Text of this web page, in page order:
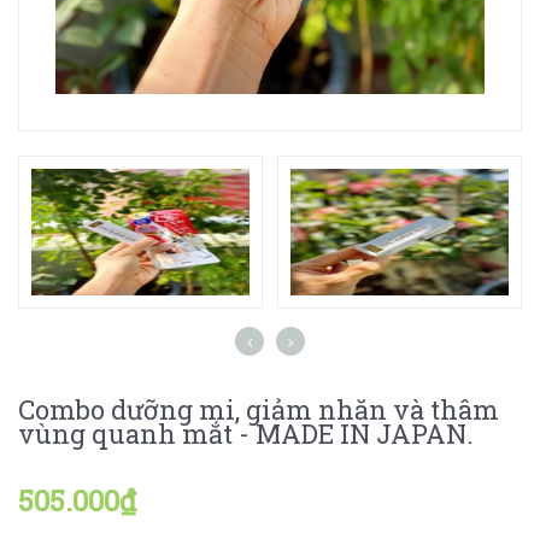
Combo dưỡng mi, giảm nhăn và thâm
vùng quanh mắt - MADE IN JAPAN.
505.000₫